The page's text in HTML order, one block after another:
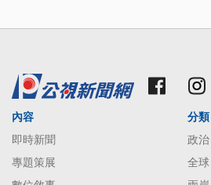
內容
即時新聞
專題策展
分類
政治
全球